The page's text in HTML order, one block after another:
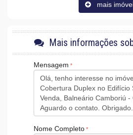
mais
Mais informações
Mensagem
Nome Completo